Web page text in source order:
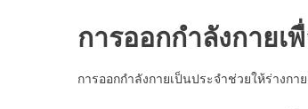
การออกกำลังกายเ
การออกกำลังกายเป็นประจำช่วยให้ร่างก